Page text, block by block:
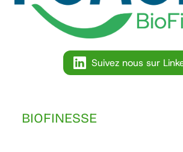
Suivez nous sur
BIOFINESSE